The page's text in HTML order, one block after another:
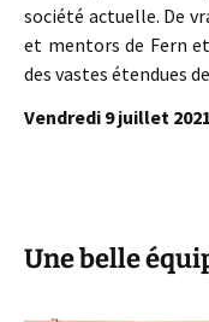
société actuelle. De
et mentors de Fern
des vastes étendues
Vendredi 9 juillet
Une belle